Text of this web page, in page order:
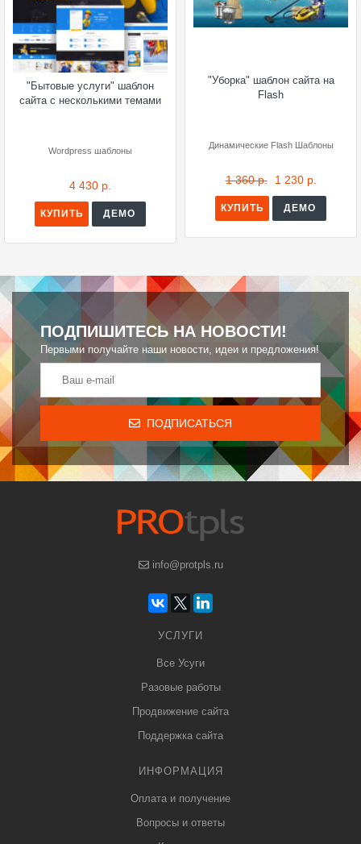
"Бытовые услуги" шаблон
сайта с несколькими темами
Wordpress шаблоны
4 430 р.
КУПИТЬ ДЕМО
"Уборка" шаблон сайта на
Flash
Динамические Flash Шаблоны
1 360 р. 1 230 р.
КУПИТЬ ДЕМО
ПОДПИШИТЕСЬ НА НОВОСТИ!
Первыми получайте наши новости, идеи и предложения!
ПОДПИСАТЬСЯ
info@protpls.ru
УСЛУГИ
Все Усуги
Разовые работы
Продвижение сайта
Поддержка сайта
ИНФОРМАЦИЯ
Оплата и получение
Вопросы и ответы